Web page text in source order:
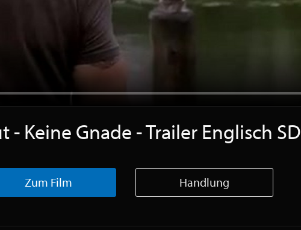
- Keine Gnade - Trailer Englisch SD
Zum Film Handlung